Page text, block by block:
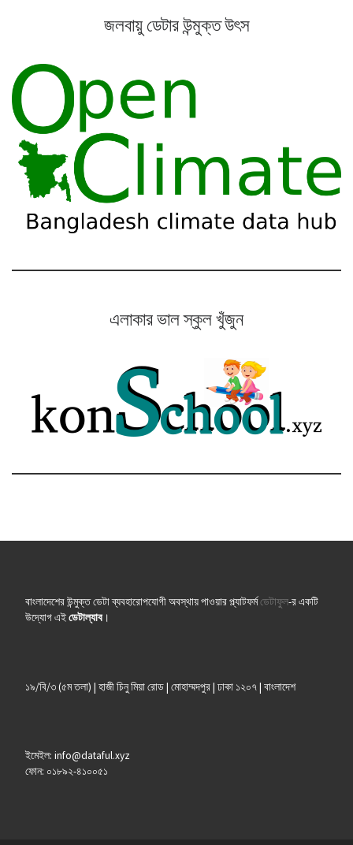
জলবায়ু ডেটার উন্মুক্ত উৎস
এলাকার ভাল স্কুল খুঁজুন
বাংলাদেশের উন্মুক্ত ডেটা ব্যবহারোপযোগী অবস্থায় পাওয়ার প্ল্যাটফর্মডেটাফুল-র একটি
উদ্যোগ এইডেটাল্যাব।
১৯/বি/৩ (৫ম তলা) | হাজী চিনু মিয়া রোড | মোহাম্মদপুর | ঢাকা ১২০৭ | বাংলাদেশ
ইমেইল: info@dataful.xyz
ফোন: ০১৮৯২-৪১০০৫১